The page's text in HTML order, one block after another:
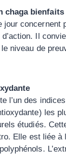
chaga bienfaits
jour concernent
Il
niveau de
l’un des
les
étudiés.
Elle est liée à